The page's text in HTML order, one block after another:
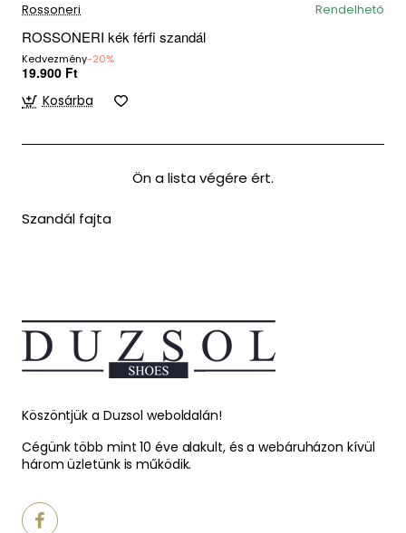
Szandál fajta
Rossoneri Rendelhető
ROSSONERI kék férfi szandál
Kedvezmény-20%
19.900 Ft
Kosárba
Ön a lista végére ért.
Köszöntjük a Duzsol weboldalán!
Cégünk több mint 10 éve alakult, és a webáruházon kívül
három üzletünk is működik.